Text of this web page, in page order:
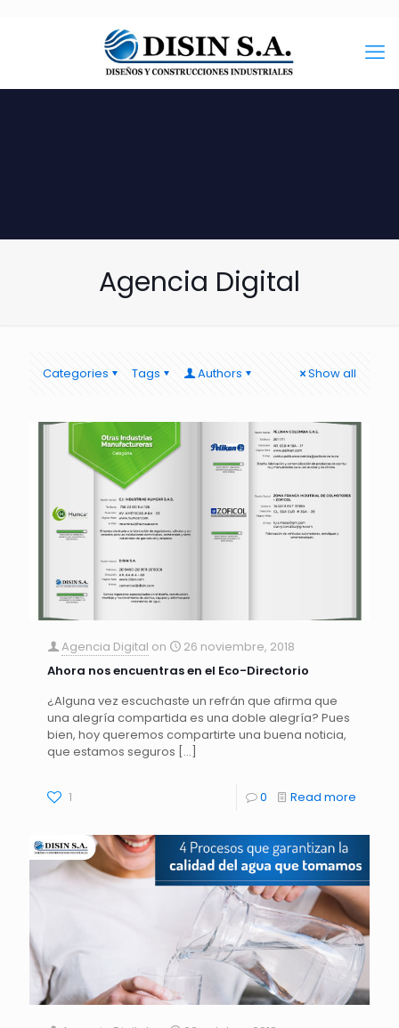
Agencia Digital
Categories Tags Authors Show all
Agencia Digital on
26 noviembre, 2018
Ahora nos encuentras en el Eco-Directorio
¿Alguna vez escuchaste un refrán que afirma que
una alegría compartida es una doble alegría? Pues
bien, hoy queremos compartirte una buena noticia,
que estamos seguros […]
1 0 Read more